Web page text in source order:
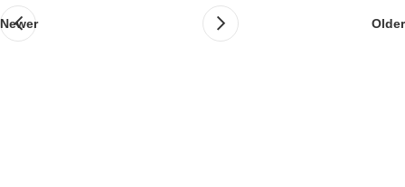
Newer Older